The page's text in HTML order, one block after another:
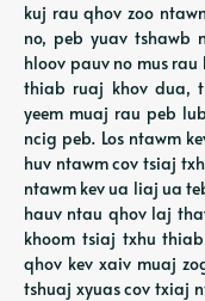
kuj rau qhov zoo
no, peb yuav tshawb
hloov pauv no mus rau
thiab ruaj khov dua,
yeem muaj rau peb
ncig peb. Los ntawm
huv ntawm cov tsiaj
ntawm kev ua liaj ua
hauv ntau qhov laj
khoom tsiaj txhu
qhov kev xaiv muaj
tshuaj xyuas cov txiaj